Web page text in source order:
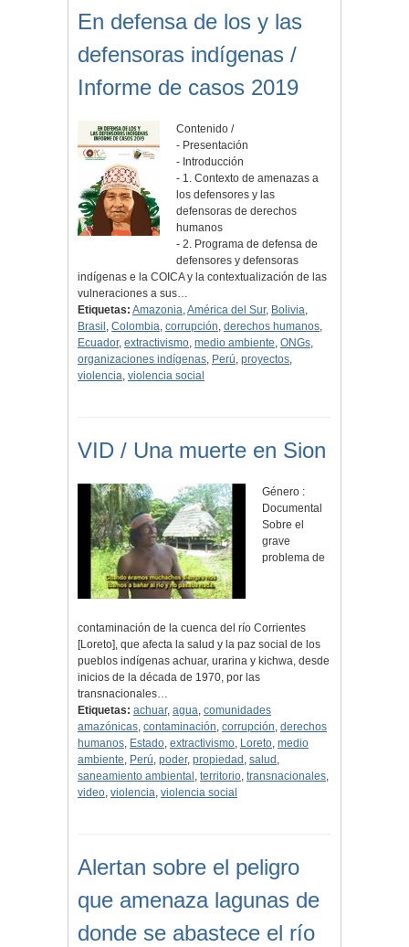
En defensa de los y las
defensoras indígenas /
Informe de casos 2019
Contenido /
- Presentación
- Introducción
- 1. Contexto de amenazas a
los defensores y las
defensoras de derechos
humanos
- 2. Programa de defensa de
defensores y defensoras
indígenas e la COICA y la contextualización de las
vulneraciones a sus…
Etiquetas: Amazonia,América del Sur, Bolivia,
Brasil , Colombia, corrupción, derechos humanos,
Ecuador, extractivismo, medio ambiente, ONGs,
organizaciones indígenas, Perú, proyectos,
violencia, violencia social
VID / Una muerte en Sion
Género :
Documental
Sobre el
grave
problema de
contaminación de la cuenca del río Corrientes
[Loreto], que afecta la salud y la paz social de los
pueblos indígenas achuar, urarina y kichwa, desde
inicios de la década de 1970, por las
transnacionales…
Etiquetas: achuar, agua, comunidades
amazónicas, contaminación, corrupción, derechos
humanos, Estado, extractivismo, Loreto, medio
ambiente, Perú, poder, propiedad , salud ,
saneamiento ambiental , territorio, transnacionales,
video, violencia, violencia social
Alertan sobre el peligro
que amenaza lagunas de
donde se abastece el río